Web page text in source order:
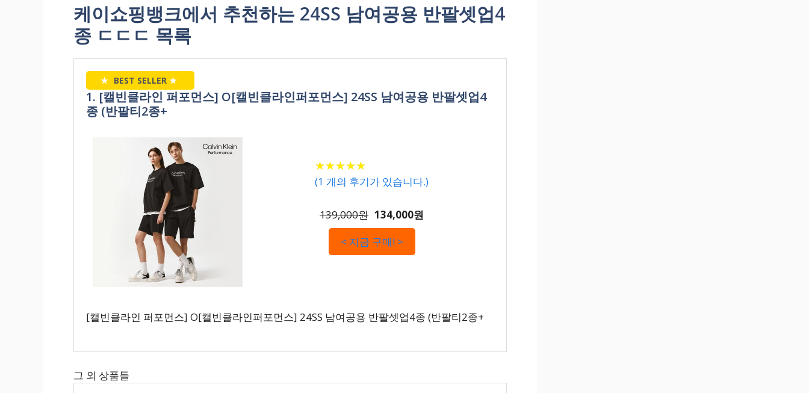
케이쇼핑뱅크에서 추천하는 24SS 남여공용 반팔셋업4
종 ㄷㄷㄷ 목록
★ BEST SELLER ★
1. [캘빈클라인 퍼포먼스] O[캘빈클라인퍼포먼스] 24SS 남여공용 반팔셋업4
종 (반팔티2종+
★★★★★
★★★★★
(1 개의 후기가 있습니다.)
139,000원 134,000원
< 지금 구매! >
[캘빈클라인 퍼포먼스] O[캘빈클라인퍼포먼스] 24SS 남여공용 반팔셋업4종 (반팔티2종+
그 외 상품들